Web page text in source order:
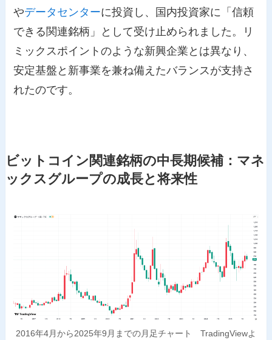
やデータセンターに投資し、国内投資家に「信頼
できる関連銘柄」として受け止められました。リ
ミックスポイントのような新興企業とは異なり、
安定基盤と新事業を兼ね備えたバランスが支持さ
れたのです。
ビットコイン関連銘柄の中長期候補：マネ
ックスグループの成長と将来性
2016年4月から2025年9月までの月足チャート TradingViewよ